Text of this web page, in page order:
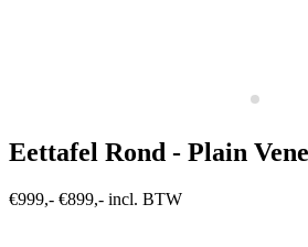
Eettafel Rond - Plain
€999,- €899,- incl. BTW